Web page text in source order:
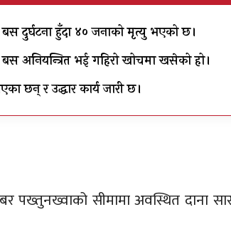
दुर्घटना हुँदा ४० जनाको मृत्यु भएको छ।
अनियन्त्रित भई गहिरो खोचमा खसेको हो।
छन् र उद्धार कार्य जारी छ।
पख्तुनख्वाको सीमामा अवस्थित दाना